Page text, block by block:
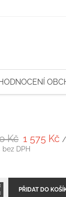
Kč 1 575 Kč/
bez DPH
PŘIDAT DO